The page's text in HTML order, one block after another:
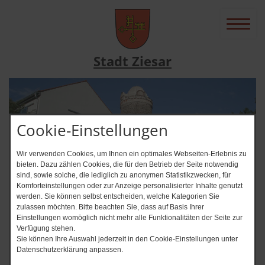
Cookie-Einstellungen
Wir verwenden Cookies, um Ihnen ein optimales Webseiten-Erlebnis zu
bieten. Dazu zählen Cookies, die für den Betrieb der Seite notwendig
sind, sowie solche, die lediglich zu anonymen Statistikzwecken, für
Komforteinstellungen oder zur Anzeige personalisierter Inhalte genutzt
werden. Sie können selbst entscheiden, welche Kategorien Sie
zulassen möchten. Bitte beachten Sie, dass auf Basis Ihrer
Einstellungen womöglich nicht mehr alle Funktionalitäten der Seite zur
Verfügung stehen.
Sie können Ihre Auswahl jederzeit in den Cookie-Einstellungen unter
Datenschutzerklärung anpassen.
Stadt Ziesar
News-Ticker
Immer auf dem Laufenden? +